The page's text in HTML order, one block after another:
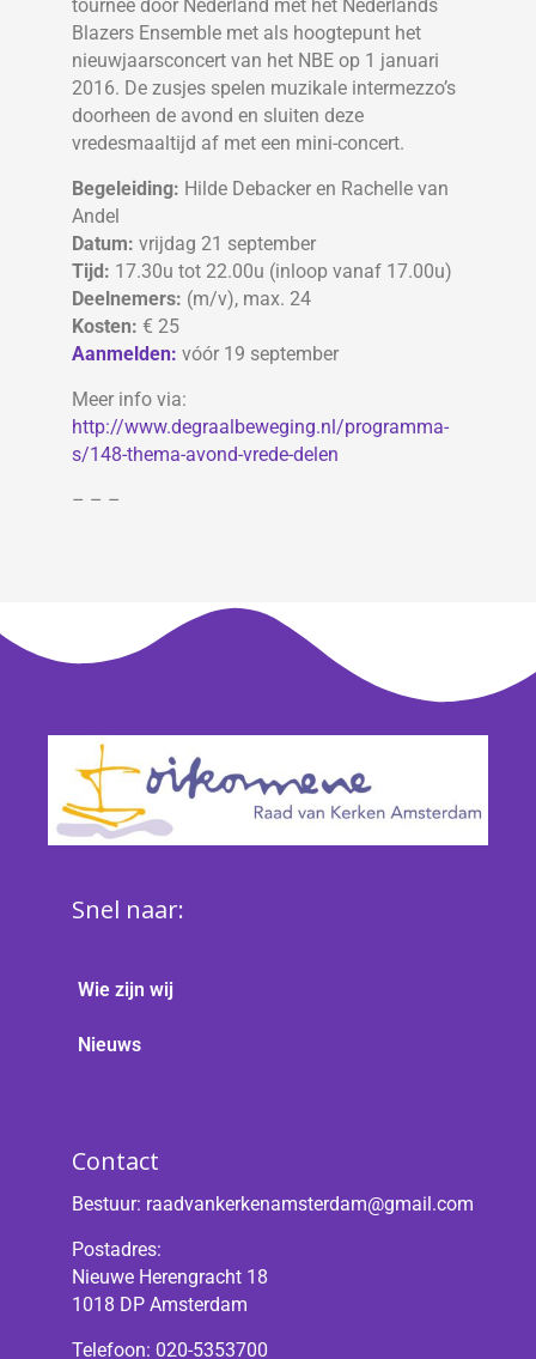
tournee door Nederland met het Nederlands
Blazers Ensemble met als hoogtepunt het
nieuwjaarsconcert van het NBE op 1 januari
2016. De zusjes spelen muzikale intermezzo’s
doorheen de avond en sluiten deze
vredesmaaltijd af met een mini-concert.
Begeleiding: Hilde Debacker en Rachelle van
Andel
Datum: vrijdag 21 september
Tijd: 17.30u tot 22.00u (inloop vanaf 17.00u)
Deelnemers: (m/v), max. 24
Kosten: € 25
Aanmelden: vóór 19 september
Meer info via:
http://www.degraalbeweging.nl/programma-
s/148-thema-avond-vrede-delen
– – –
Snel naar:
Wie zijn wij
Nieuws
Contact
Bestuur: raadvankerkenamsterdam@gmail.com
Postadres:
Nieuwe Herengracht 18
1018 DP Amsterdam
Telefoon: 020-5353700